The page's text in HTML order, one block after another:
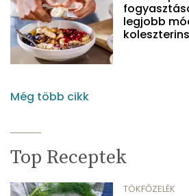
legjobb
Még több cikk
Top Receptek
TÖKFŐZELÉK